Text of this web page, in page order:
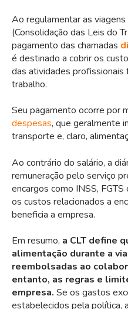
Ao regulamentar as viagens
(Consolidação das Leis do
pagamento das chamadas
é destinado a cobrir os
das atividades profissionais
trabalho.
Seu pagamento ocorre por
despesas, que geralmente
transporte e, claro,
Ao contrário do salário, a
remuneração pelo serviço
encargos como INSS,
os custos relacionados a
beneficia a empresa.
Em resumo, a CLT define
alimentação durante a
reembolsadas ao
entanto, as regras e
empresa. Se os gastos
estabelecidos pela política,